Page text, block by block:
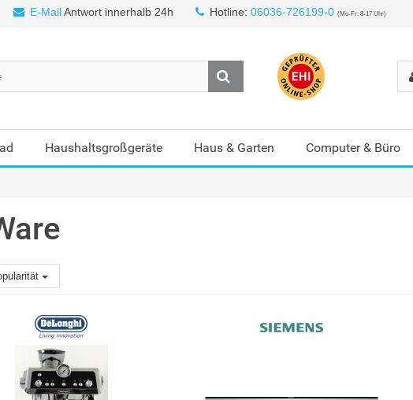
E-MailAntwort innerhalb 24h Hotline: 06036-726199-0 (Mo-Fr: 8-17 Uhr)
Haushaltsgroßgeräte Haus & Garten Computer & Büro